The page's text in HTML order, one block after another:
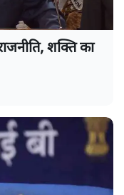
शक्ति का